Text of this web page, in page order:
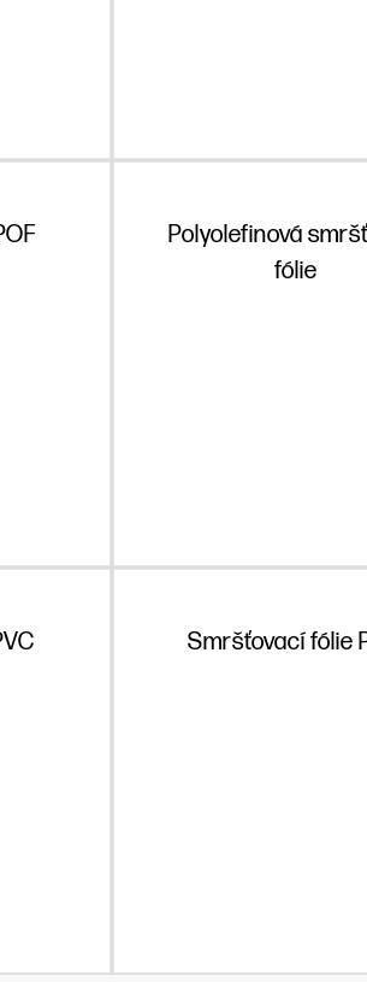
Polyolefinová
fólie
Smršťovací fólie